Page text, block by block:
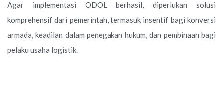
Agar implementasi ODOL berhasil, diperlukan solusi
komprehensif dari pemerintah, termasuk insentif bagi konversi
armada, keadilan dalam penegakan hukum, dan pembinaan bagi
pelaku usaha logistik.